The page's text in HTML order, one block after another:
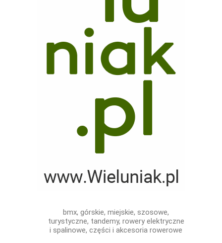
bmx, górskie, miejskie, szosowe,
turystyczne, tandemy, rowery elektryczne
i spalinowe, części i akcesoria rowerowe